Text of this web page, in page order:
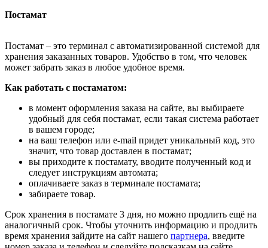
Постамат
Постамат – это терминал с автоматизированной системой для
хранения заказанных товаров. Удобство в том, что человек
может забрать заказ в любое удобное время.
Как работать с постаматом:
в момент оформления заказа на сайте, вы выбираете
удобный для себя постамат, если такая система работает
в вашем городе;
на ваш телефон или e-mail придет уникальный код, это
значит, что товар доставлен в постамат;
вы приходите к постамату, вводите полученный код и
следует инструкциям автомата;
оплачиваете заказ в терминале постамата;
забираете товар.
Срок хранения в постамате 3 дня, но можно продлить ещё на
аналогичный срок. Чтобы уточнить информацию и продлить
время хранения зайдите на сайт нашего партнера, введите